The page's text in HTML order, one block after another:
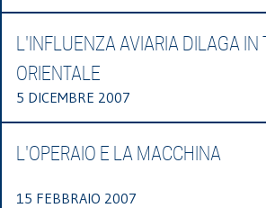
L'INFLUENZA AVIARIA DILAGA IN
ORIENTALE
5 DICEMBRE 2007
L'OPERAIO E LA MACCHINA
15 FEBBRAIO 2007